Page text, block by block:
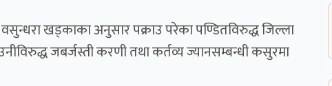
वसुन्धरा खड्काका अनुसार पक्राउ परेका पण्डितविरुद्ध जिल्ला
जबर्जस्ती करणी तथा कर्तव्य ज्यानसम्बन्धी कसुरमा